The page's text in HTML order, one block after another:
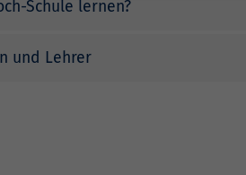
Schule lernen?
und Lehrer